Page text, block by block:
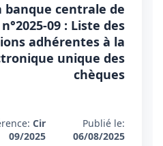
banque centrale de
09 : Liste des
adhérentes à la
unique des
chèques
Publié le:
06/08/2025
Cir
09/2025